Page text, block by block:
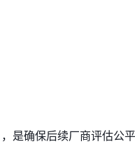
是确保后续厂商评估公